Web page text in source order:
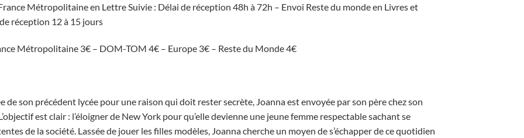
Métropolitaine en Lettre Suivie : Délai de réception 48h à 72h – Envoi Reste du monde en Livres et
réception 12 à 15 jours
Métropolitaine 3€ – DOM-TOM 4€ – Europe 3€ – Reste du Monde 4€
de son précédent lycée pour une raison qui doit rester secrète, Joanna est envoyée par son père chez son
est clair : l’éloigner de New York pour qu’elle devienne une jeune femme respectable sachant se
de la société. Lassée de jouer les filles modèles, Joanna cherche un moyen de s’échapper de ce quotidien